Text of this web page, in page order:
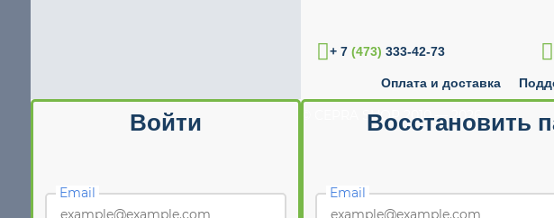
+ 7 (473) 333-42-73
Оплата и доставка
© CEPRA SHOP 2010 — 2026
Войти
Email
Восстановить
Email